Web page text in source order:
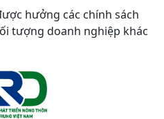
hưởng các chính sách
tượng doanh nghiệp khác